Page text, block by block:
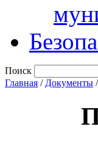
Поиск
Главная / Документы /